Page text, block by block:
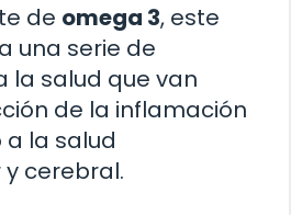
de omega 3, este
una serie de
la salud que van
de la inflamación
la salud
cerebral.